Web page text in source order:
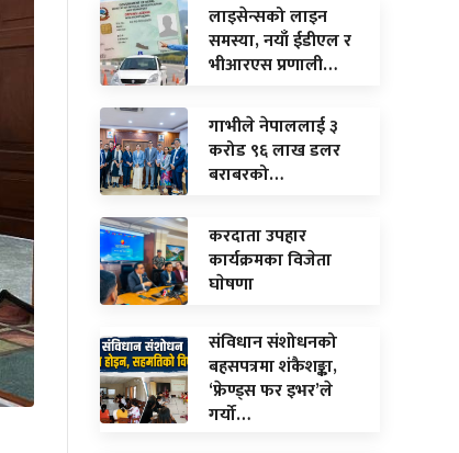
लाइसेन्सको लाइन
समस्या, नयाँ ईडीएल र
भीआरएस प्रणाली…
गाभीले नेपाललाई ३
करोड ९६ लाख डलर
बराबरको…
करदाता उपहार
कार्यक्रमका विजेता
घाेषणा
संविधान संशोधनको
बहसपत्रमा शंकैशङ्का,
‘फ्रेण्ड्स फर इभर’ले
गर्यो…